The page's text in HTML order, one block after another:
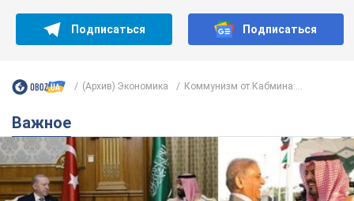
Подписаться Подписаться
(Архив) Экономика Коммунизм от Кабмина:...
Важное